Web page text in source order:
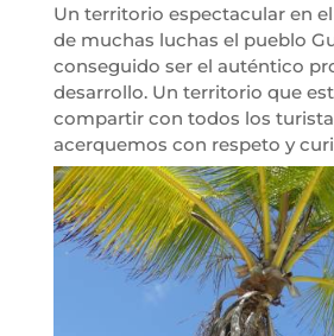
Un territorio espectacular en
de muchas luchas el pueblo
conseguido ser el auténtico
desarrollo. Un territorio que
compartir con todos los
acerquemos con respeto y